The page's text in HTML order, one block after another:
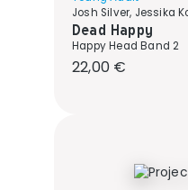
Josh Silver, Jessika
Dead Happy
Happy Head Band 2
Regulärer Preis:
22,00 €